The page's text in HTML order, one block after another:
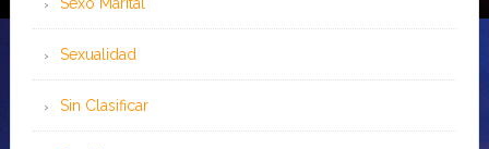
Sexualidad
Sin Clasificar